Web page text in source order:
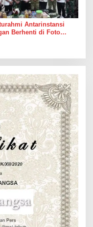
Antarinstansi
Berhenti di Foto